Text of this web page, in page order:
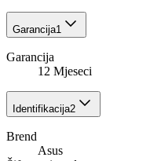
Garancija1
Garancija
12 Mjeseci
Identifikacija2
Brend
Asus